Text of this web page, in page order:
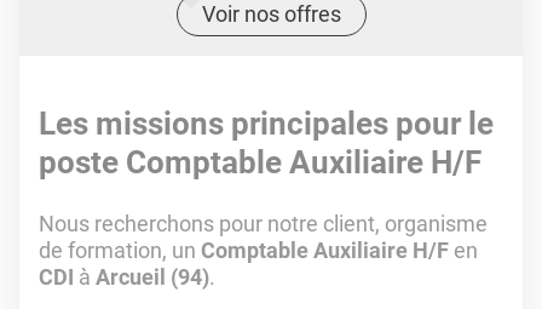
Voir nos offres
Les missions principales pour le
poste Comptable Auxiliaire H/F
Nous recherchons pour notre client, organisme
de formation, un Comptable Auxiliaire H/F en
CDI à Arcueil (94).